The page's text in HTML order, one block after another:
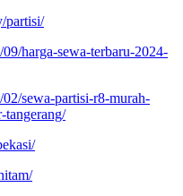
partisi/
harga-sewa-terbaru-2024-
sewa-partisi-r8-murah-
tangerang/